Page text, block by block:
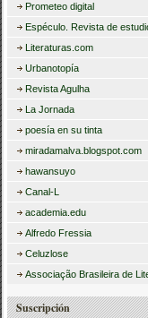
Prometeo digital
Espéculo. Revista de
Literaturas.com
Urbanotopía
Revista Agulha
La Jornada
poesía en su tinta
miradamalva.blogspot.com
hawansuyo
Canal-L
academia.edu
Alfredo Fressia
Celuzlose
Associação Brasileira de
Suscripción